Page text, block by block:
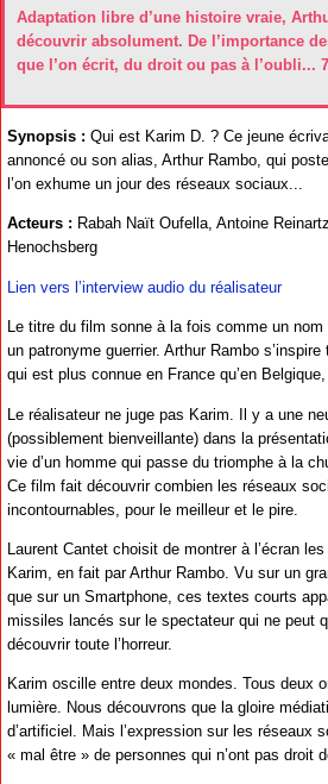
Adaptation libre d’une histoire vraie,
découvrir absolument. De l’importance
que l’on écrit, du droit ou pas à l’oubli...
Synopsis : Qui est Karim D. ? Ce jeune
annoncé ou son alias, Arthur Rambo, qui
l’on exhume un jour des réseaux sociaux...
Acteurs : Rabah Naït Oufella, Antoine
Henochsberg
Lien vers l’interview audio du réalisateur
Le titre du film sonne à la fois comme un
un patronyme guerrier. Arthur Rambo
qui est plus connue en France qu’en Belgique,
Le réalisateur ne juge pas Karim. Il y a une
(possiblement bienveillante) dans la
vie d’un homme qui passe du triomphe à la
Ce film fait découvrir combien les réseaux
incontournables, pour le meilleur et le pire.
Laurent Cantet choisit de montrer à l’écran
Karim, en fait par Arthur Rambo. Vu sur un
que sur un Smartphone, ces textes courts
missiles lancés sur le spectateur qui ne peut
découvrir toute l’horreur.
Karim oscille entre deux mondes. Tous deux
lumière. Nous découvrons que la gloire
d’artificiel. Mais l’expression sur les réseaux
« mal être » de personnes qui n’ont pas droit